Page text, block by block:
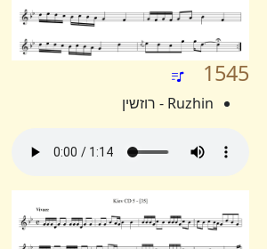
1545
Ruzhin - רוזשין